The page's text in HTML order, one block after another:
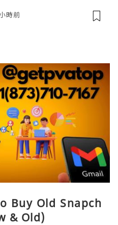
時前
Buy Old Snapch
& Old)